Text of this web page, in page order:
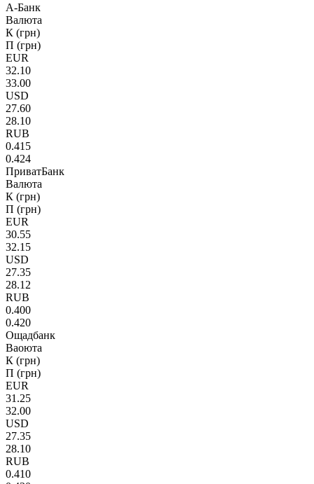
А-Банк
Валюта
К (грн)
П (грн)
EUR
32.10
33.00
USD
27.60
28.10
RUB
0.415
0.424
ПриватБанк
Валюта
К (грн)
П (грн)
EUR
30.55
32.15
USD
27.35
28.12
RUB
0.400
0.420
Ощадбанк
Ваоюта
К (грн)
П (грн)
EUR
31.25
32.00
USD
27.35
28.10
RUB
0.410